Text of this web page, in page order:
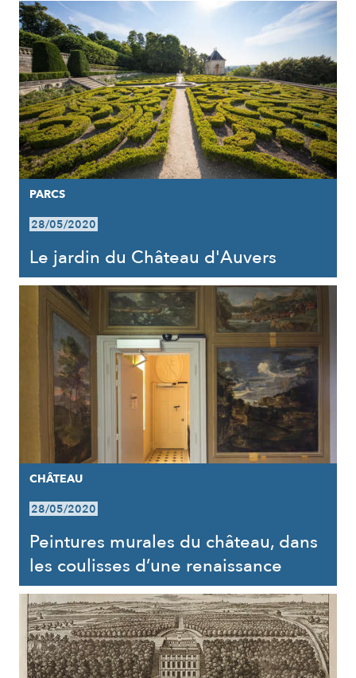
PARCS
28/05/2020
Le jardin du Château d'Auvers
CHÂTEAU
28/05/2020
Peintures murales du château, dans
les coulisses d’une renaissance